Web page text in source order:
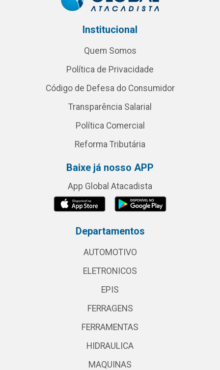
Institucional
Quem Somos
Política de Privacidade
Código de Defesa do Consumidor
Transparência Salarial
Política Comercial
Reforma Tributária
Baixe já nosso APP
App Global Atacadista
Departamentos
AUTOMOTIVO
ELETRONICOS
EPIS
FERRAGENS
FERRAMENTAS
HIDRAULICA
MAQUINAS